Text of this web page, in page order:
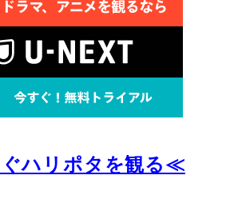
ハリポタを観る≪